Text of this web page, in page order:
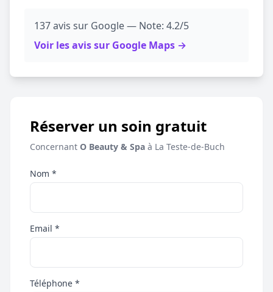
137 avis sur Google — Note: 4.2/5
Voir les avis sur Google Maps →
Réserver un soin gratuit
Concernant O Beauty & Spa à La Teste-de-Buch
Nom *
Email *
Téléphone *